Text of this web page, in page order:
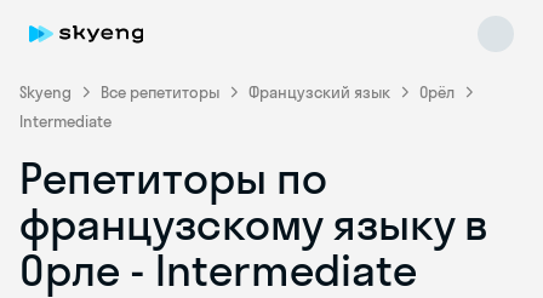
Skyeng Все репетиторы Французский язык
Орёл
Intermediate
Репетиторы по
французскому языку в
Орле - Intermediate